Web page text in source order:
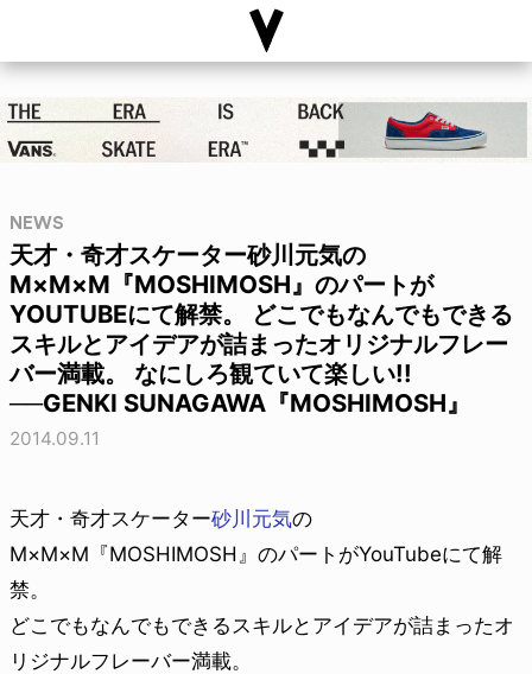
NEWS
天才・奇才スケーター砂川元気の
M×M×M『MOSHIMOSH』のパートが
YOUTUBEにて解禁。 どこでもなんでもできる
スキルとアイデアが詰まったオリジナルフレー
バー満載。 なにしろ観ていて楽しい!!
──GENKI SUNAGAWA『MOSHIMOSH』
2014.09.11
天才・奇才スケーター砂川元気の
M×M×M『MOSHIMOSH』のパートがYouTubeにて解
禁。
どこでもなんでもできるスキルとアイデアが詰まったオ
リジナルフレーバー満載。